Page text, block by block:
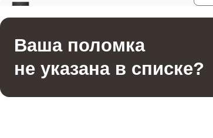
Гладильная система
Ваша поломка
не указана в списке?